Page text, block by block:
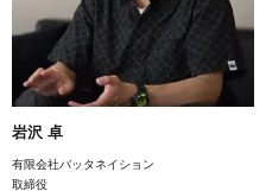
岩沢 卓
有限会社バッタネイション
取締役